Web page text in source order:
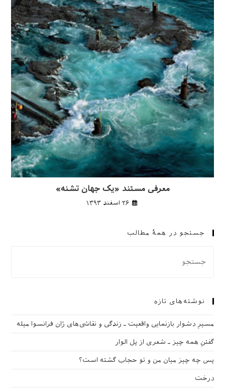
معرفی مستند «یک جهان تشنه»
۲۶ اسفند ۱۳۹۳
جستجو در همهٔ مطالب
نوشته‌های تازه
مسیرِ دشوار بازنمایی واقعیت ـ زندگی و نقاشی‌های ژان فرانسوا میله
گفتنِ همه چیز ـ شعری از پل الوار
پس چه چیز میان من و تو حجاب گشته است؟
درخت